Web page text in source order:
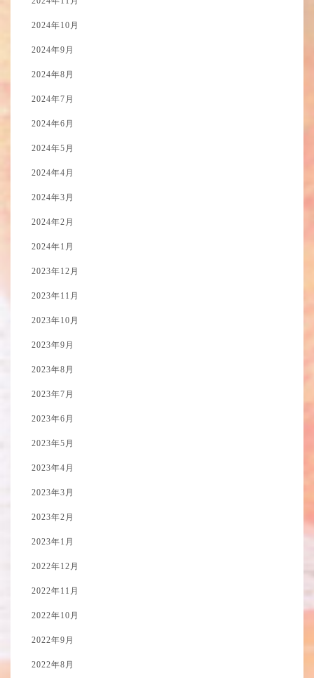
2024年10月
2024年9月
2024年8月
2024年7月
2024年6月
2024年5月
2024年4月
2024年3月
2024年2月
2024年1月
2023年12月
2023年11月
2023年10月
2023年9月
2023年8月
2023年7月
2023年6月
2023年5月
2023年4月
2023年3月
2023年2月
2023年1月
2022年12月
2022年11月
2022年10月
2022年9月
2022年8月